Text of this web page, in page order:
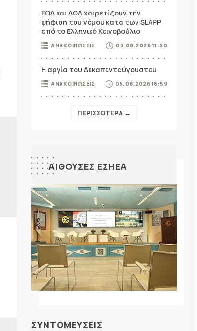
ΕΟΔ και ΔΟΔ χαιρετίζουν την
ψήφιση του νόμου κατά των SLAPP
από το Ελληνικό Κοινοβούλιο
ΑΝΑΚΟΙΝΩΣΕΙΣ 06.08.2026 11:50
Η αργία του Δεκαπενταύγουστου
ΑΝΑΚΟΙΝΩΣΕΙΣ 05.08.2026 16:59
ΠΕΡΙΣΣΟΤΕΡΑ →
ΑΙΘΟΥΣΕΣ ΕΣΗΕΑ
ΣΥΝΤΟΜΕΥΣΕΙΣ